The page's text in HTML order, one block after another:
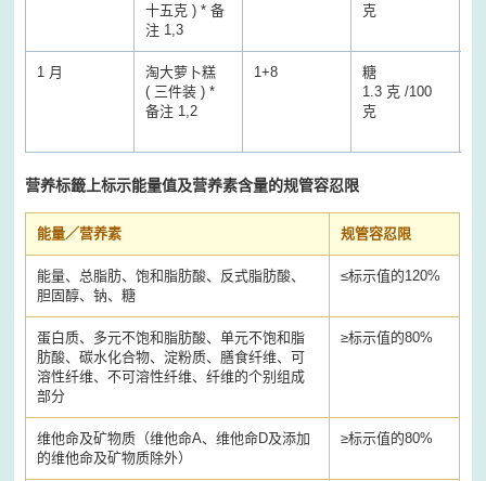
十五克 ) * 备
注 1,3
克
1 月
淘大萝卜糕
( 三件装 ) *
备注 1,2
1+8
糖
1.3 克 /100
克
营养标籤上标示能量值及营养素含量的规管容忍限
能量／营养素 规管容忍限
能量、总脂肪、饱和脂肪酸、反式脂肪酸、
胆固醇、钠、糖
≤标示值的120%
蛋白质、多元不饱和脂肪酸、单元不饱和脂
肪酸、碳水化合物、淀粉质、膳食纤维、可
溶性纤维、不可溶性纤维、纤维的个别组成
部分
≥标示值的80%
维他命及矿物质（维他命A、维他命D及添加
的维他命及矿物质除外）
≥标示值的80%